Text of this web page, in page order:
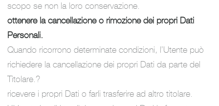
scopo se non la loro conservazione.
ottenere la cancellazione o rimozione dei propri Dati
Personali.
Quando ricorrono determinate condizioni, l’Utente può
richiedere la cancellazione dei propri Dati da parte del
Titolare.?
ricevere i propri Dati o farli trasferire ad altro titolare.